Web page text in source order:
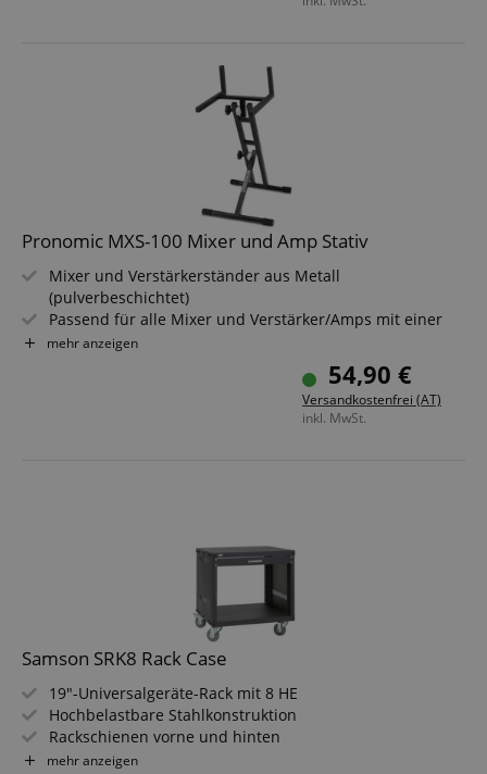
Pronomic MXS-100 Mixer und Amp Stativ
Mixer und Verstärkerständer aus Metall
(pulverbeschichtet)
Passend für alle Mixer und Verstärker/Amps mit einer
Mindestbreite von ca. 30 cm
Auch für Racks, Boxen, Laptops etc. geeignet
mehr anzeigen
54,90 €
Versandkostenfrei (AT)
inkl. MwSt.
Samson SRK8 Rack Case
19"-Universalgeräte-Rack mit 8 HE
Hochbelastbare Stahlkonstruktion
Rackschienen vorne und hinten
Kompatibel mit US-amerikanischen und europäischen
mehr anzeigen